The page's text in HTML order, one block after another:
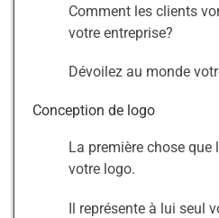
Comment les clients
votre entreprise?
Dévoilez au monde
Conception de logo
La première chose que
votre logo.
Il représente à lui seul